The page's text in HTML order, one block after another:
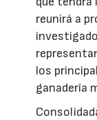
reunirá a
los
ganadería